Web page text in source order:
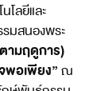
ลยีและ
มสนองพระ
ามฤดูการ)
พอเพียง”ณ